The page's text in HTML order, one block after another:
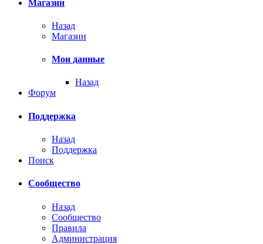
Магазин
Назад
Магазин
Мои данные
Назад
Форум
Поддержка
Назад
Поддержка
Поиск
Сообщество
Назад
Сообщество
Правила
Администрация